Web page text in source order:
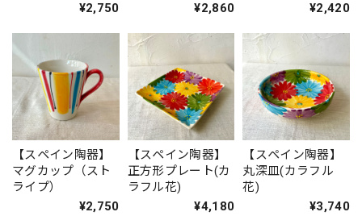
¥2,750
¥2,860
¥2,420
【スペイン陶器】
マグカップ（スト
ライプ）
¥2,750
【スペイン陶器】
正方形プレート(カ
ラフル花)
¥4,180
【スペイン陶器】
丸深皿(カラフル
花)
¥3,740